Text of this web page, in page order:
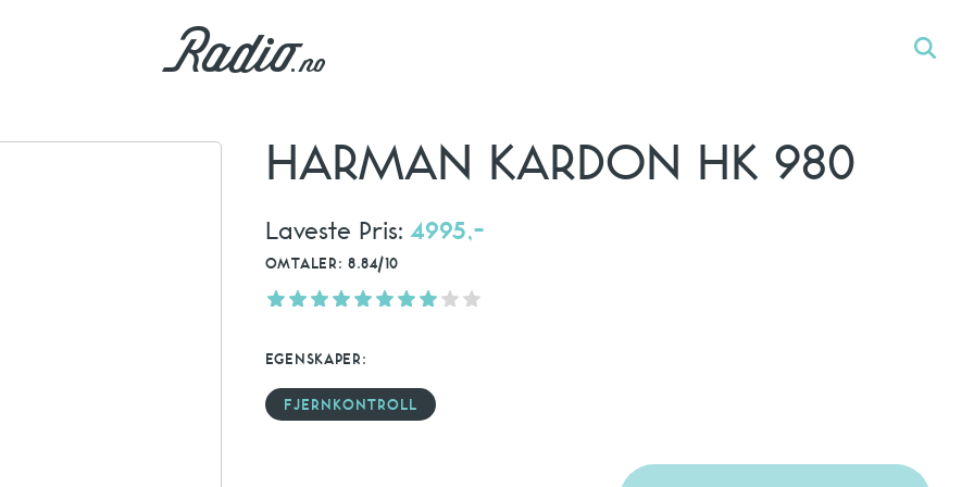
HARMAN KARDON HK 980
Laveste Pris:4995,-
OMTALER: 8.84/10
EGENSKAPER:
FJERNKONTROLL